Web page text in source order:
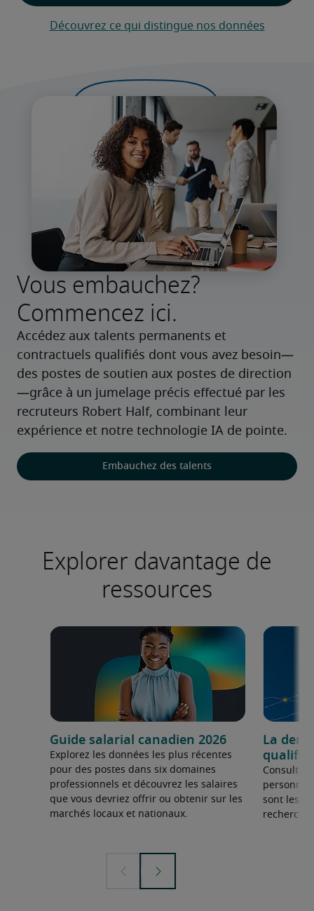
Découvrez ce qui distingue nos données
Vous embauchez?
Commencez ici.
Accédez aux talents permanents et
contractuels qualifiés dont vous avez besoin—
des postes de soutien aux postes de direction
—grâce à un jumelage précis effectué par les
recruteurs Robert Half, combinant leur
expérience et notre technologie IA de pointe.
Embauchez des talents
Explorer davantage de
ressources
Guide salarial canadien 2026
Explorez les données les plus récentes
pour des postes dans six domaines
professionnels et découvrez les salaires
que vous devriez offrir ou obtenir sur les
marchés locaux et nationaux.
La
qualifié
Consultez
personnel
sont les